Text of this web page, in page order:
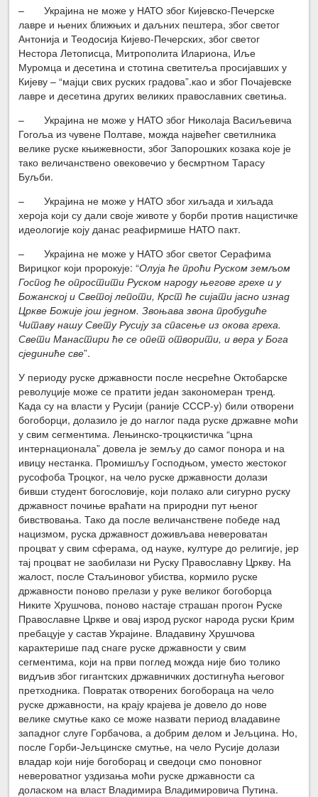
– Украјина не може у НАТО због Кијевско-Печерске
лавре и њених ближњих и даљних пештера, због светог
Антонија и Теодосија Кијево-Печерских, због светог
Нестора Летописца, Митрополита Илариона, Иље
Муромца и десетина и стотина светитеља просијавших у
Кијеву – “мајци свих руских градова”.као и због Почајевске
лавре и десетина других великих православних светиња.
– Украјина не може у НАТО због Николаја Васиљевича
Гогоља из чувене Полтаве, можда највећег светилника
велике руске књижевности, због Запорошких козака које је
тако величанствено овековечио у бесмртном Тарасу
Буљби.
– Украјина не може у НАТО због хиљада и хиљада
хероја који су дали своје животе у борби против нацистичке
идеологије коју данас реафирмише НАТО пакт.
– Украјина не може у НАТО због светог Серафима
Вирицког који пророкује: “Олуја ће проћи Руском земљом
Господ ће опростити Руском народу његове грехе и у
Божанској и Светој лепоти, Крст ће сијати јасно изнад
Цркве Божије још једном. Звоњава звона пробудиће
Читаву нашу Свету Русију за спасење из окова греха.
Свети Манастири ће се опет отворити, и вера у Бога
сјединиће све”.
У периоду руске државности после несрећне Октобарске
револуције може се пратити један закономеран тренд.
Када су на власти у Русији (раније СССР-у) били отворени
богоборци, долазило је до наглог пада руске државне моћи
у свим сегментима. Лењинско-троцкистичка “црна
интернационала” довела је земљу до самог понора и на
ивицу нестанка. Промишљу Господњом, уместо жестоког
русофоба Троцког, на чело руске државности долази
бивши студент богословије, који полако али сигурно руску
државност почиње враћати на природни пут њеног
бивствовања. Тако да после величанствене победе над
нацизмом, руска државност доживљава невероватан
процват у свим сферама, од науке, културе до религије, јер
тај процват не заобилази ни Руску Православну Цркву. На
жалост, после Стаљиновог убиства, кормило руске
државности поново прелази у руке великог богоборца
Никите Хрушчова, поново настаје страшан прогон Руске
Православне Цркве и овај изрод руског народа руски Крим
пребацује у састав Украјине. Владавину Хрушчова
карактерише пад снаге руске државности у свим
сегментима, који на први поглед можда није био толико
видљив због гигантских државничких достигнућа његовог
претходника. Повратак отворених богобораца на чело
руске државности, на крају крајева је довело до нове
велике смутње како се може назвати период владавине
западног слуге Горбачова, а добрим делом и Јељцина. Но,
после Горби-Јељцинске смутње, на чело Русије долази
владар који није богоборац и сведоци смо поновног
невероватног уздизања моћи руске државности са
доласком на власт Владимира Владимировича Путина.